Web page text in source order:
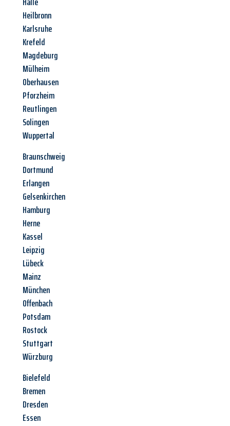
Heilbronn
Karlsruhe
Krefeld
Magdeburg
Mülheim
Oberhausen
Pforzheim
Reutlingen
Solingen
Wuppertal
Braunschweig
Dortmund
Erlangen
Gelsenkirchen
Hamburg
Herne
Kassel
Leipzig
Lübeck
Mainz
München
Offenbach
Potsdam
Rostock
Stuttgart
Würzburg
Bielefeld
Bremen
Dresden
Essen